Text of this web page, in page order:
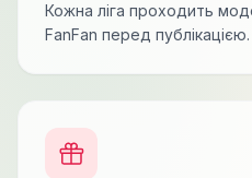
Кожна ліга проходить
FanFan перед публікацією.